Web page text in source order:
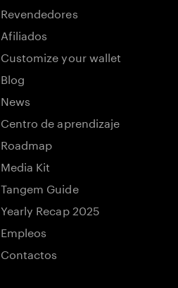
Revendedores
Afiliados
Customize your wallet
Blog
News
Centro de aprendizaje
Roadmap
Media Kit
Tangem Guide
Yearly Recap 2025
Empleos
Contactos